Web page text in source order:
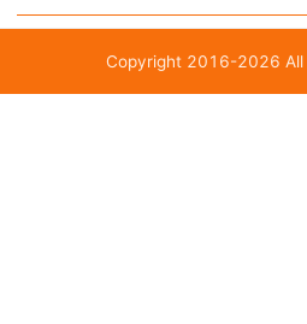
Copyright 2016-2026 All